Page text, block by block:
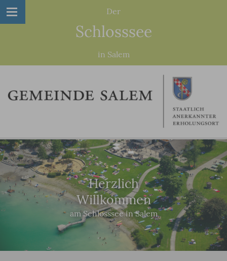
Der
Schlosssee
in Salem
Herzlich
Willkommen
am Schlosssee in Salem